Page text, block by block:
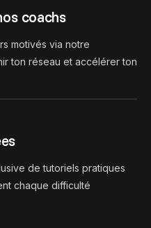
coachs
motivés via notre
ton réseau et accélérer ton
de tutoriels pratiques
chaque difficulté